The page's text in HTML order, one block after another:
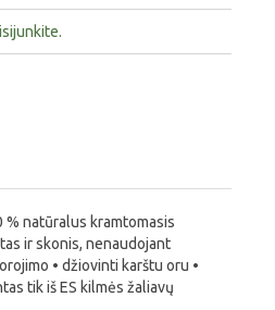
% natūralus kramtomasis
ir skonis, nenaudojant
• džiovinti karštu oru •
tik iš ES kilmės žaliavų